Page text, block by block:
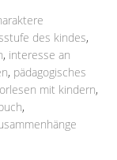
des kindes,
, interesse an
, pädagogisches
mit kindern,
,